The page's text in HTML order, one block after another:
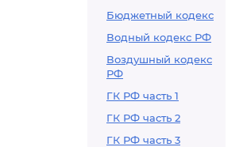
Бюджетный кодекс
Водный кодекс РФ
Воздушный кодекс
РФ
ГК РФ часть 1
ГК РФ часть 2
ГК РФ часть 3